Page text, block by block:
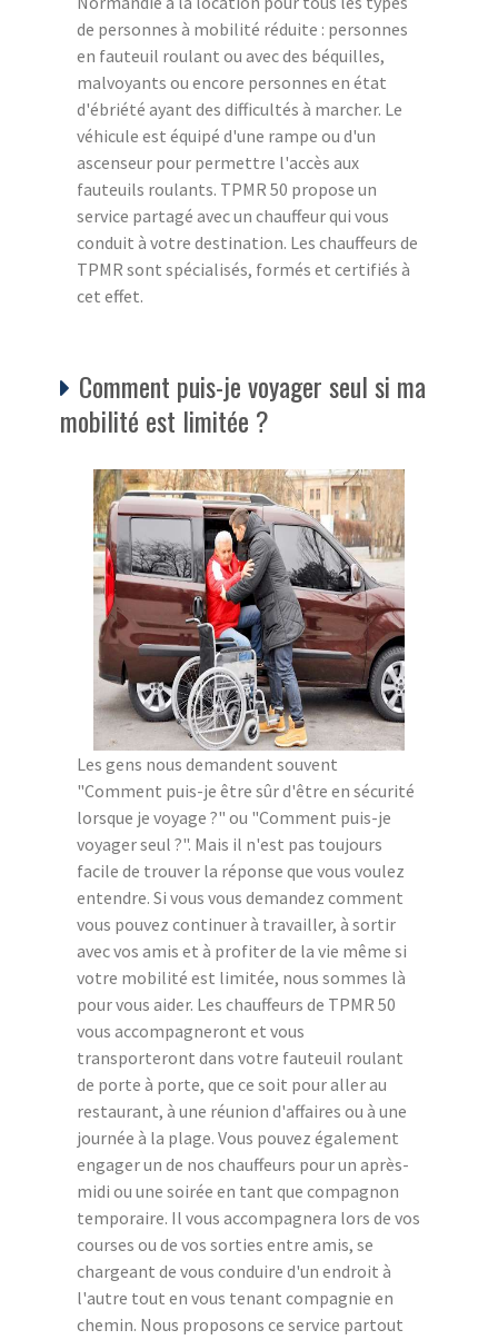
de personnes à mobilité réduite : personnes
en fauteuil roulant ou avec des béquilles,
malvoyants ou encore personnes en état
d'ébriété ayant des difficultés à marcher. Le
véhicule est équipé d'une rampe ou d'un
ascenseur pour permettre l'accès aux
fauteuils roulants. TPMR 50 propose un
service partagé avec un chauffeur qui vous
conduit à votre destination. Les chauffeurs de
TPMR sont spécialisés, formés et certifiés à
cet effet.
Comment puis-je voyager seul si ma
mobilité est limitée ?
Les gens nous demandent souvent
"Comment puis-je être sûr d'être en sécurité
lorsque je voyage ?" ou "Comment puis-je
voyager seul ?". Mais il n'est pas toujours
facile de trouver la réponse que vous voulez
entendre. Si vous vous demandez comment
vous pouvez continuer à travailler, à sortir
avec vos amis et à profiter de la vie même si
votre mobilité est limitée, nous sommes là
pour vous aider. Les chauffeurs de TPMR 50
vous accompagneront et vous
transporteront dans votre fauteuil roulant
de porte à porte, que ce soit pour aller au
restaurant, à une réunion d'affaires ou à une
journée à la plage. Vous pouvez également
engager un de nos chauffeurs pour un après-
midi ou une soirée en tant que compagnon
temporaire. Il vous accompagnera lors de vos
courses ou de vos sorties entre amis, se
chargeant de vous conduire d'un endroit à
l'autre tout en vous tenant compagnie en
chemin. Nous proposons ce service partout